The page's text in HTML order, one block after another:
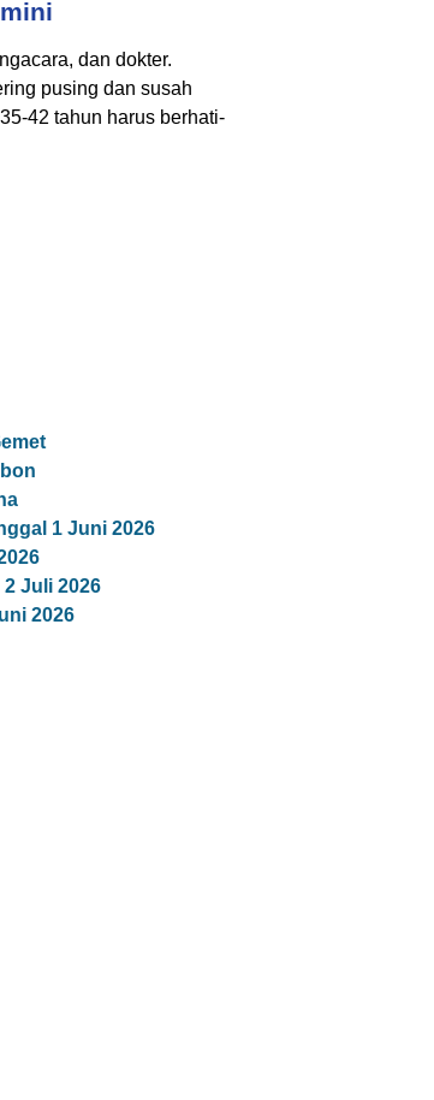
dan dokter.
pusing dan susah
42 tahun harus berhati-
1 Juni 2026
Juli 2026
2026